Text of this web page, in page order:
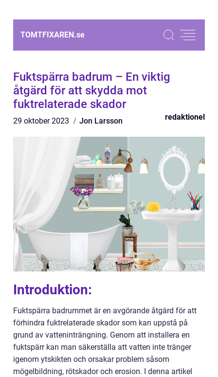
TOMTFIXAREN.se
Fuktspärra badrum – En viktig
åtgärd för att skydda mot
fuktrelaterade skador
29 oktober 2023 Jon Larsson redaktionel
Introduktion:
Fuktspärra badrummet är en avgörande åtgärd för att
förhindra fuktrelaterade skador som kan uppstå på
grund av vatteninträngning. Genom att installera en
fuktspärr kan man säkerställa att vatten inte tränger
igenom ytskikten och orsakar problem såsom
mögelbildning, rötskador och erosion. I denna artikel